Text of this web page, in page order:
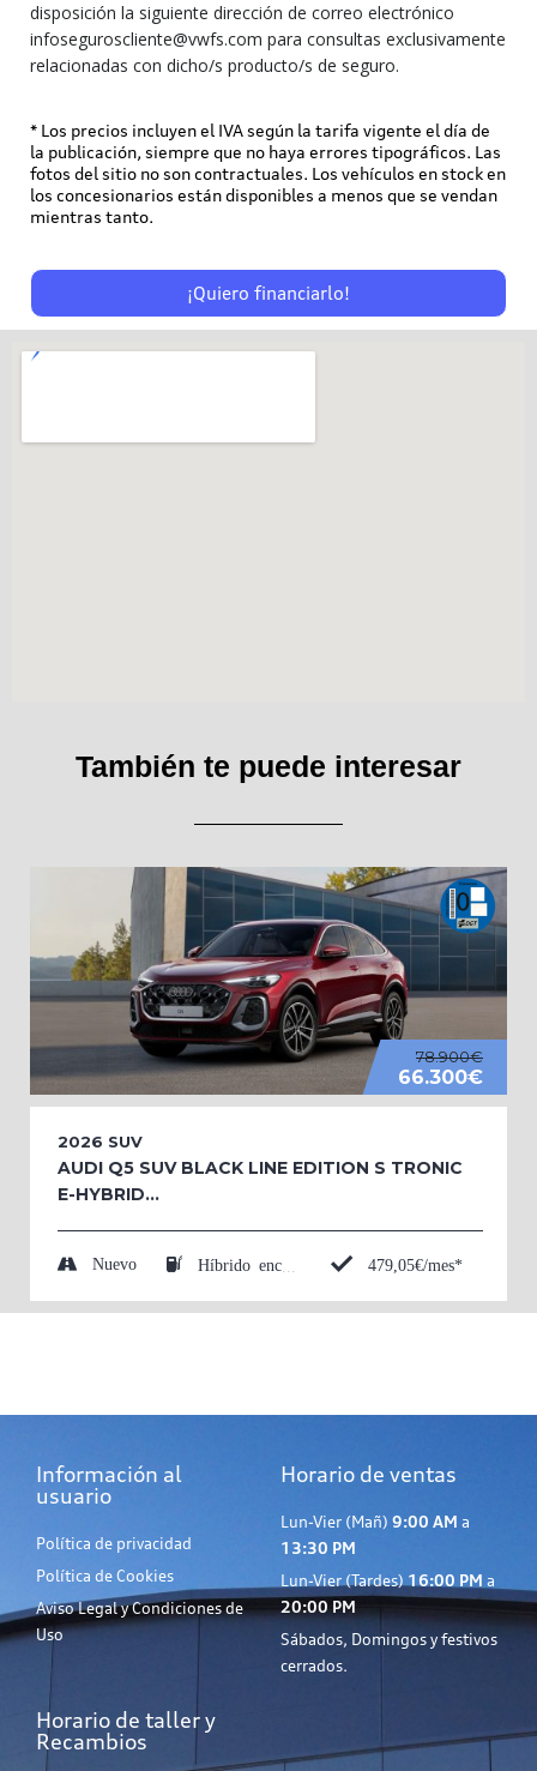
disposición la siguiente dirección de correo electrónico
infoseguroscliente@vwfs.com para consultas exclusivamente
relacionadas con dicho/s producto/s de seguro.
* Los precios incluyen el IVA según la tarifa vigente el día de
la publicación, siempre que no haya errores tipográficos. Las
fotos del sitio no son contractuales. Los vehículos en stock en
los concesionarios están disponibles a menos que se vendan
mientras tanto.
¡Quiero financiarlo!
También te puede interesar
78.900€
66.300€
2026 SUV
AUDI Q5 SUV BLACK LINE EDITION S TRONIC
E-HYBRID...
Nuevo 479,05€/mes*
Información al
usuario
Política de privacidad
Política de Cookies
Aviso Legal y Condiciones de
Uso
Horario de ventas
Lun-Vier (Mañ) 9:00 AM a
13:30 PM
Lun-Vier (Tardes)16:00 PM a
20:00 PM
Sábados, Domingos y festivos
cerrados.
Horario de taller y
Recambios